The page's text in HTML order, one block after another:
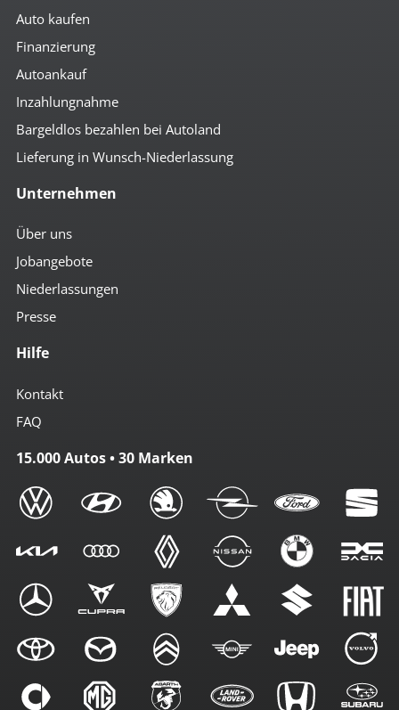
Auto kaufen
Finanzierung
Autoankauf
Inzahlungnahme
Bargeldlos bezahlen bei Autoland
Lieferung in Wunsch-Niederlassung
Unternehmen
Über uns
Jobangebote
Niederlassungen
Presse
Hilfe
Kontakt
FAQ
15.000 Autos • 30 Marken